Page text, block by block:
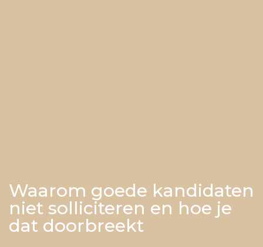
Waarom goede kandidaten
niet solliciteren en hoe je
dat doorbreekt